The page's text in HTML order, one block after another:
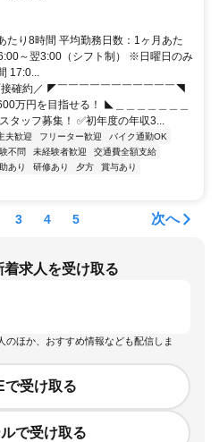
たり8時間 平均勤務日数：1ヶ月あた
～翌3:00（シフト制） ※日曜日のみ
17:0...
確約／ ◤￣￣￣￣￣￣￣￣￣￣￣◥
万円を目指せる！ ◣＿＿＿＿＿＿＿
タッフ募集！ ✅初年度の年収3...
夫歓迎 フリーター歓迎
バイク通勤OK
不問 未経験者歓迎
交通費全額支給
あり 研修あり 夕方
賞与あり
3 4 5 次へ
着求人を受け取る
のほか、おすすめ情報なども配信しま
で受け取る
で受け取る